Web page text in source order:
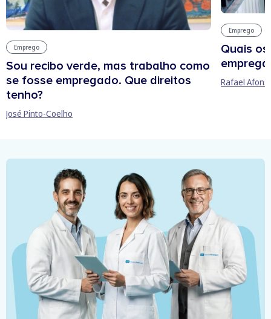
Emprego
Sou recibo verde, mas trabalho como
se fosse empregado. Que direitos
tenho?
José Pinto-Coelho
Emprego
Quais
Rafael